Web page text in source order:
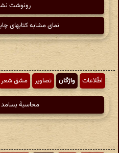
رونوشت
نمای مشابه کتابهای
اطّلاعات واژگان تصاویر مشق شعر
محاسبهٔ بسامد